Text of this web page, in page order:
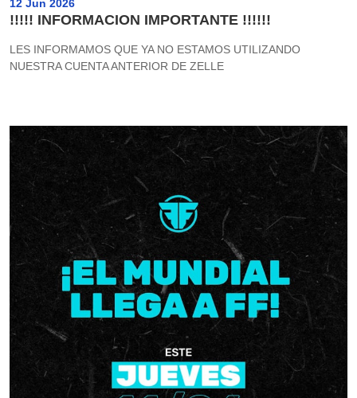
12 Jun 2026
!!!!! INFORMACION IMPORTANTE !!!!!!
LES INFORMAMOS QUE YA NO ESTAMOS UTILIZANDO
NUESTRA CUENTA ANTERIOR DE ZELLE